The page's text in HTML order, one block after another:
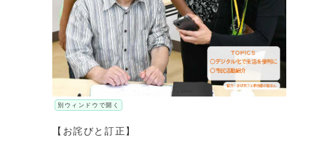
別ウィンドウで開く
【お詫びと訂正】